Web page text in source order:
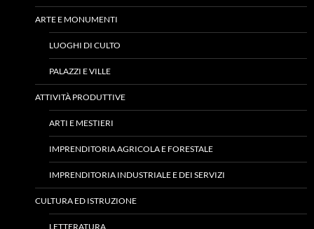
ARTE E MONUMENTI
LUOGHI DI CULTO
PALAZZI E VILLE
ATTIVITÀ PRODUTTIVE
ARTI E MESTIERI
IMPRENDITORIA AGRICOLA E FORESTALE
IMPRENDITORIA INDUSTRIALE E DEI SERVIZI
CULTURA ED ISTRUZIONE
LETTERATURA